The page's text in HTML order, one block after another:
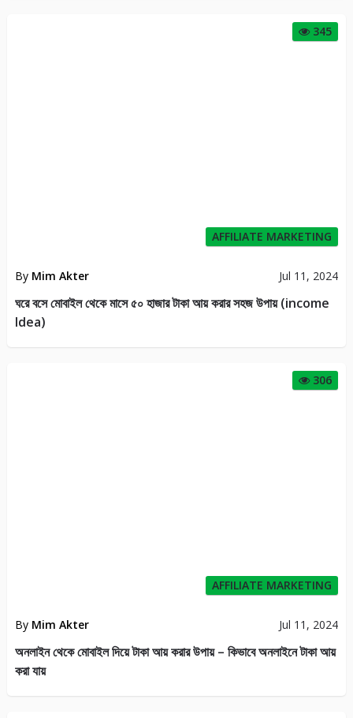
345
AFFILIATE MARKETING
By Mim Akter Jul 11, 2024
ঘরে বসে মোবাইল থেকে মাসে ৫০ হাজার টাকা আয় করার সহজ উপায় (income
Idea)
306
AFFILIATE MARKETING
By Mim Akter Jul 11, 2024
অনলাইন থেকে মোবাইল দিয়ে টাকা আয় করার উপায় – কিভাবে অনলাইনে টাকা আয়
করা যায়